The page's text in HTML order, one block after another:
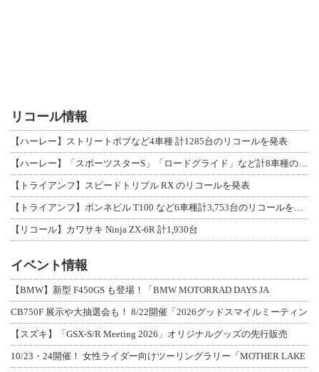
リコール情報
【ハーレー】ストリートボブなど4車種 計1285台のリコールを発表
【ハーレー】「スポーツスターS」「ロードグライド」など計8車種のリコールを発表
【トライアンフ】スピードトリプル RX のリコールを発表
【トライアンフ】ボンネビル T100 など6車種計3,753台のリコールを発表
【リコール】カワサキ Ninja ZX-6R 計1,930台
イベント情報
【BMW】新型 F450GS も登場！「BMW MOTORRAD DAYS JA
CB750F 展示や大抽選会も！ 8/22開催「2026グッドスマイルミーティン
【スズキ】「GSX-S/R Meeting 2026」オリジナルグッズの先行販売
10/23・24開催！ 女性ライダー向けツーリングラリー「MOTHER LAKE